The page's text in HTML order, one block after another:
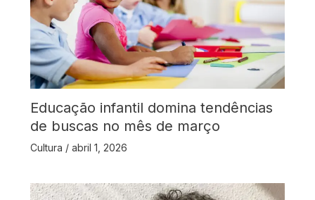
Educação infantil domina tendências
de buscas no mês de março
Cultura / abril 1, 2026